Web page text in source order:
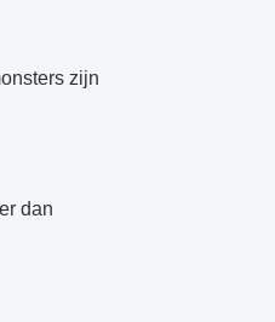
zijn
dan